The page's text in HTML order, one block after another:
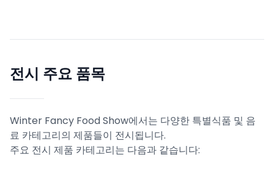
전시 주요 품목
Winter Fancy Food Show에서는 다양한 특별식품 및 음
료 카테고리의 제품들이 전시됩니다.
주요 전시 제품 카테고리는 다음과 같습니다: